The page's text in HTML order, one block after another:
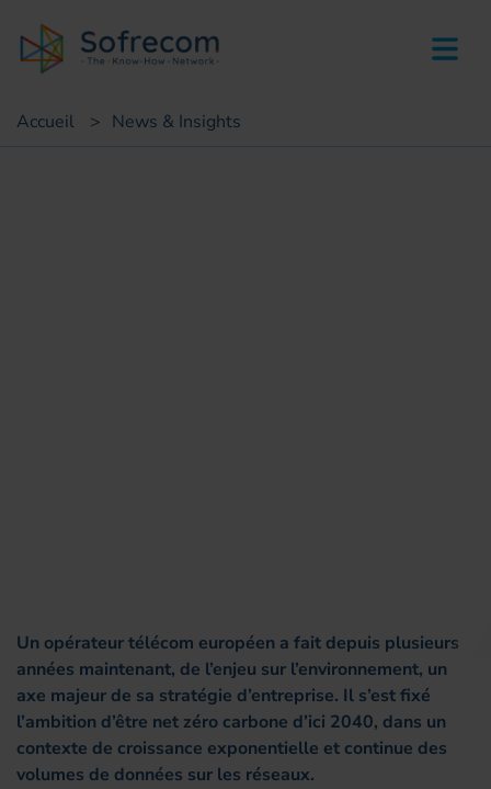
Accueil > News & Insights
Un opérateur télécom européen a fait depuis plusieurs
années maintenant, de l’enjeu sur l’environnement, un
axe majeur de sa stratégie d’entreprise. Il s’est fixé
l’ambition d’être net zéro carbone d’ici 2040, dans un
contexte de croissance exponentielle et continue des
volumes de données sur les réseaux.